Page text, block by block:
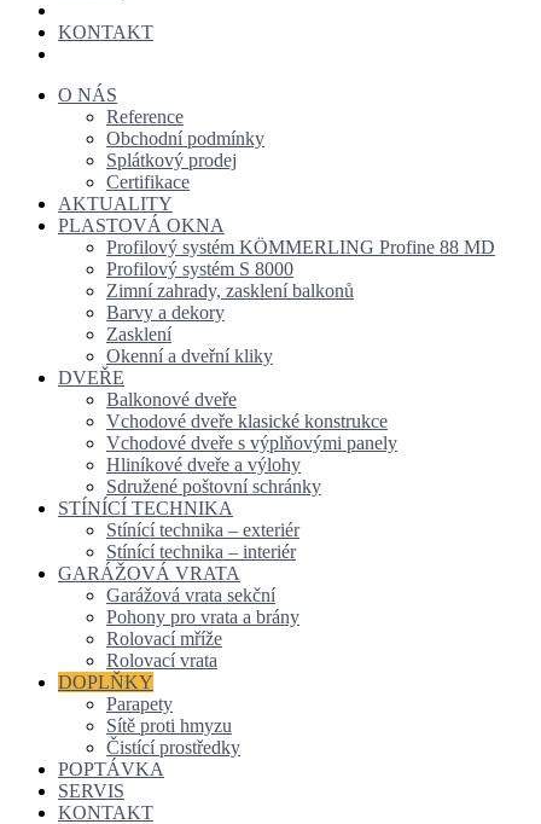
KONTAKT
O NÁS
Reference
Obchodní podmínky
Splátkový prodej
Certifikace
AKTUALITY
PLASTOVÁ OKNA
Profilový systém KÖMMERLING Profine 88 MD
Profilový systém S 8000
Zimní zahrady, zasklení balkonů
Barvy a dekory
Zasklení
Okenní a dveřní kliky
DVEŘE
Balkonové dveře
Vchodové dveře klasické konstrukce
Vchodové dveře s výplňovými panely
Hliníkové dveře a výlohy
Sdružené poštovní schránky
STÍNÍCÍ TECHNIKA
Stínící technika – exteriér
Stínící technika – interiér
GARÁŽOVÁ VRATA
Garážová vrata sekční
Pohony pro vrata a brány
Rolovací mříže
Rolovací vrata
DOPLŇKY
Parapety
Sítě proti hmyzu
Čistící prostředky
POPTÁVKA
SERVIS
KONTAKT